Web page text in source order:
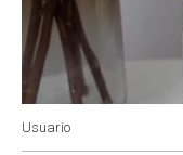
Usuario